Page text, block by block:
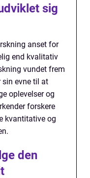
sig
anset for
end kvalitativ
vundet frem
sin evne til at
oplevelser og
forskere
kvantitative og
den